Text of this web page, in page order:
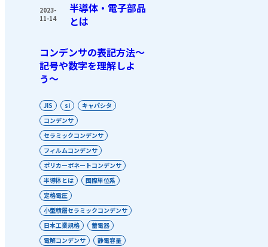
2023-
11-14
半導体・電子部品
とは
コンデンサの表記方法〜
記号や数字を理解しよ
う〜
JIS si
キャパシタ
コンデンサ
セラミックコンデンサ
フィルムコンデンサ
ポリカーボネートコンデンサ
半導体とは
国際単位系
定格電圧
小型積層セラミックコンデンサ
日本工業規格
蓄電器
電解コンデンサ
静電容量